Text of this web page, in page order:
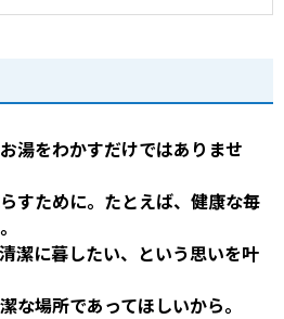
湯をわかすだけではありませ
すために。たとえば、健康な毎
潔に暮したい、という思いを叶
な場所であってほしいから。